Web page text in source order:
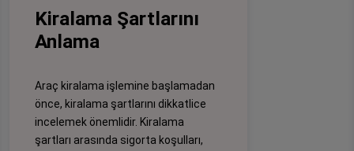
Kiralama Şartlarını
Anlama
Araç kiralama işlemine başlamadan
önce, kiralama şartlarını dikkatlice
incelemek önemlidir. Kiralama
şartları arasında sigorta koşulları,